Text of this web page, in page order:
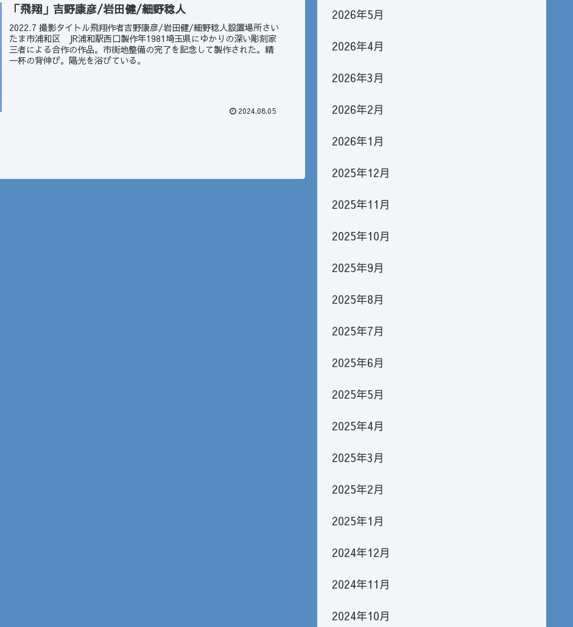
「飛翔」吉野康彦/岩田健/細野稔人
2022.7 撮影タイトル飛翔作者吉野康彦/岩田健/細野稔人設置場所さい
たま市浦和区 JR浦和駅西口製作年1981埼玉県にゆかりの深い彫刻家
三者による合作の作品。市街地整備の完了を記念して製作された。精
一杯の背伸び。陽光を浴びている。
2024.08.05
2026年5月
2026年4月
2026年3月
2026年2月
2026年1月
2025年12月
2025年11月
2025年10月
2025年9月
2025年8月
2025年7月
2025年6月
2025年5月
2025年4月
2025年3月
2025年2月
2025年1月
2024年12月
2024年11月
2024年10月